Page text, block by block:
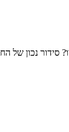
סידור נכון